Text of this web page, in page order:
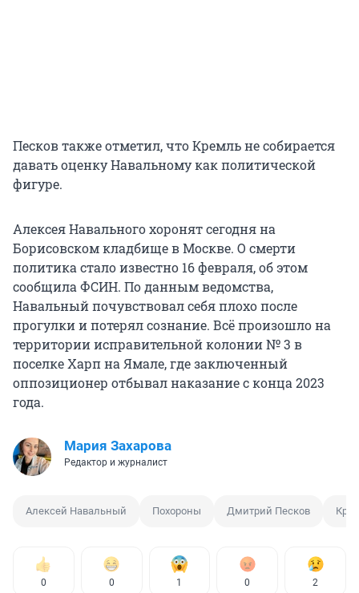
Песков также отметил, что Кремль не собирается
давать оценку Навальному как политической
фигуре.
Алексея Навального хоронят сегодня на
Борисовском кладбище в Москве. О смерти
политика стало известно 16 февраля, об этом
сообщила ФСИН. По данным ведомства,
Навальный почувствовал себя плохо после
прогулки и потерял сознание. Всё произошло на
территории исправительной колонии № 3 в
поселке Харп на Ямале, где заключенный
оппозиционер отбывал наказание с конца 2023
года.
Мария Захарова
Редактор и журналист
Алексей Навальный Похороны Дмитрий Песков
0 0 1 0 2